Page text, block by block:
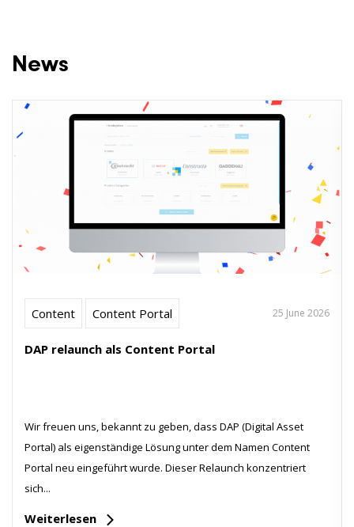
News
Content Content Portal 25 June 2026
DAP relaunch als Content Portal
Wir freuen uns, bekannt zu geben, dass DAP (Digital Asset
Portal) als eigenständige Lösung unter dem Namen Content
Portal neu eingeführt wurde. Dieser Relaunch konzentriert
sich...
Weiterlesen